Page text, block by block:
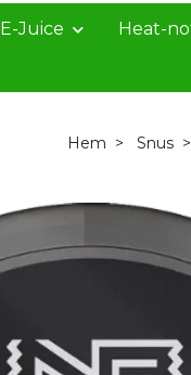
E-Juice Heat-
Hem Snus